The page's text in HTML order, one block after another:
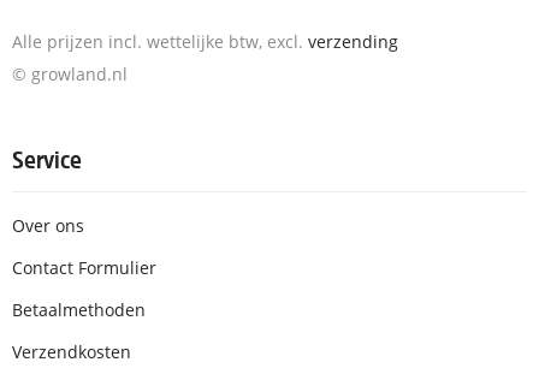
Alle prijzen incl. wettelijke btw, excl. verzending
© growland.nl
Service
Over ons
Contact Formulier
Betaalmethoden
Verzendkosten